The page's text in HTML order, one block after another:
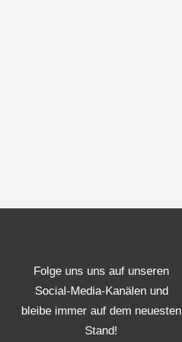
Folge uns uns auf unseren
Social-Media-Kanälen und
bleibe immer auf dem neuesten
Stand!